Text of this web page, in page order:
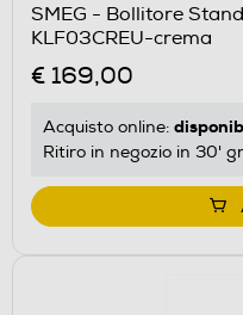
SMEG - Bollitore
KLF03CREU-crema
€ 169,00
Acquisto online:
Ritiro in negozio in 30'